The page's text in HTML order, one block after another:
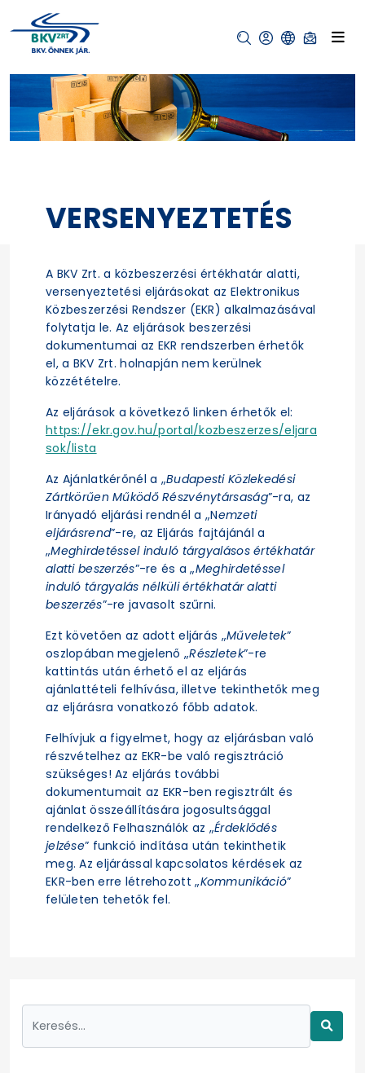
VERSENYEZTETÉS
A BKV Zrt. a közbeszerzési értékhatár alatti,
versenyeztetési eljárásokat az Elektronikus
Közbeszerzési Rendszer (EKR) alkalmazásával
folytatja le. Az eljárások beszerzési
dokumentumai az EKR rendszerben érhetők
el, a BKV Zrt. holnapján nem kerülnek
közzétételre.
Az eljárások a következő linken érhetők el:
https://ekr.gov.hu/portal/kozbeszerzes/eljara
sok/lista
Az Ajánlatkérőnél a „Budapesti Közlekedési
Zártkörűen Működő Részvénytársaság”-ra, az
Irányadó eljárási rendnél a „Nemzeti
eljárásrend”-re, az Eljárás fajtájánál a
„Meghirdetéssel induló tárgyalásos értékhatár
alatti beszerzés”-re és a „Meghirdetéssel
induló tárgyalás nélküli értékhatár alatti
beszerzés”-re javasolt szűrni.
Ezt követően az adott eljárás „Műveletek”
oszlopában megjelenő „Részletek”-re
kattintás után érhető el az eljárás
ajánlattételi felhívása, illetve tekinthetők meg
az eljárásra vonatkozó főbb adatok.
Felhívjuk a figyelmet, hogy az eljárásban való
részvételhez az EKR-be való regisztráció
szükséges! Az eljárás további
dokumentumait az EKR-ben regisztrált és
ajánlat összeállítására jogosultsággal
rendelkező Felhasználók az „Érdeklődés
jelzése” funkció indítása után tekinthetik
meg. Az eljárással kapcsolatos kérdések az
EKR-ben erre létrehozott „Kommunikáció”
felületen tehetők fel.